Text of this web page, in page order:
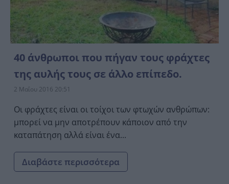
40 άνθρωποι που πήγαν τους φράχτες
της αυλής τους σε άλλο επίπεδο.
2 Μαΐου 2016 20:51
Οι φράχτες είναι οι τοίχοι των φτωχών ανθρώπων:
μπορεί να μην αποτρέπουν κάποιον από την
καταπάτηση αλλά είναι ένα...
Διαβάστε περισσότερα